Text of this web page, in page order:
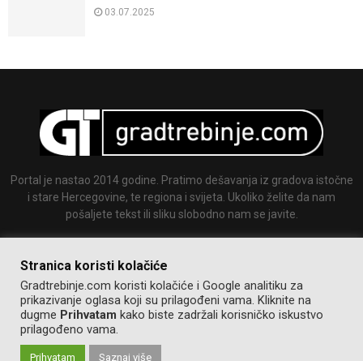
03.07.2025
Portal je nastao 2014 godine. Pratimo dešavanja iz gradova istočne
i stare Hercegovine, te regiona i svijeta. Ukoliko želite da nam
pošaljete tekst ili sliku slobodno nam se javite.
Stranica koristi kolačiće
Gradtrebinje.com koristi kolačiće i Google analitiku za
prikazivanje oglasa koji su prilagođeni vama. Kliknite na
dugme Prihvatam kako biste zadržali korisničko iskustvo
prilagođeno vama.
Prihvatam Saznaj više